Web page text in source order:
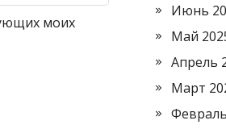
моих
Июнь
Май
Апрель
Март